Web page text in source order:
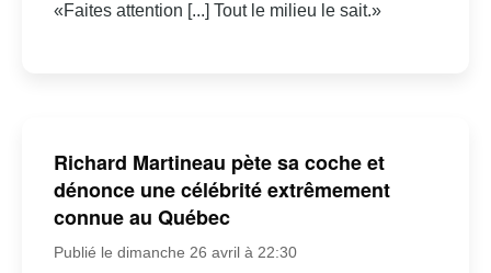
«Faites attention [...] Tout le milieu le sait.»
Richard Martineau pète sa coche et
dénonce une célébrité extrêmement
connue au Québec
Publié le dimanche 26 avril à 22:30